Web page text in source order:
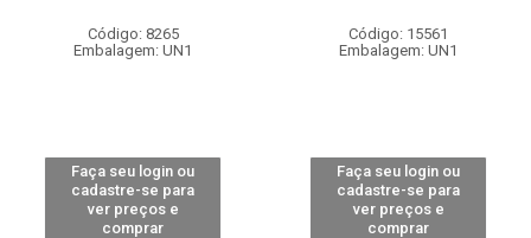
Código: 8265
Embalagem: UN1
Faça seu login ou
cadastre-se para
ver preços e
comprar
Código: 15561
Embalagem: UN1
Faça seu login ou
cadastre-se para
ver preços e
comprar